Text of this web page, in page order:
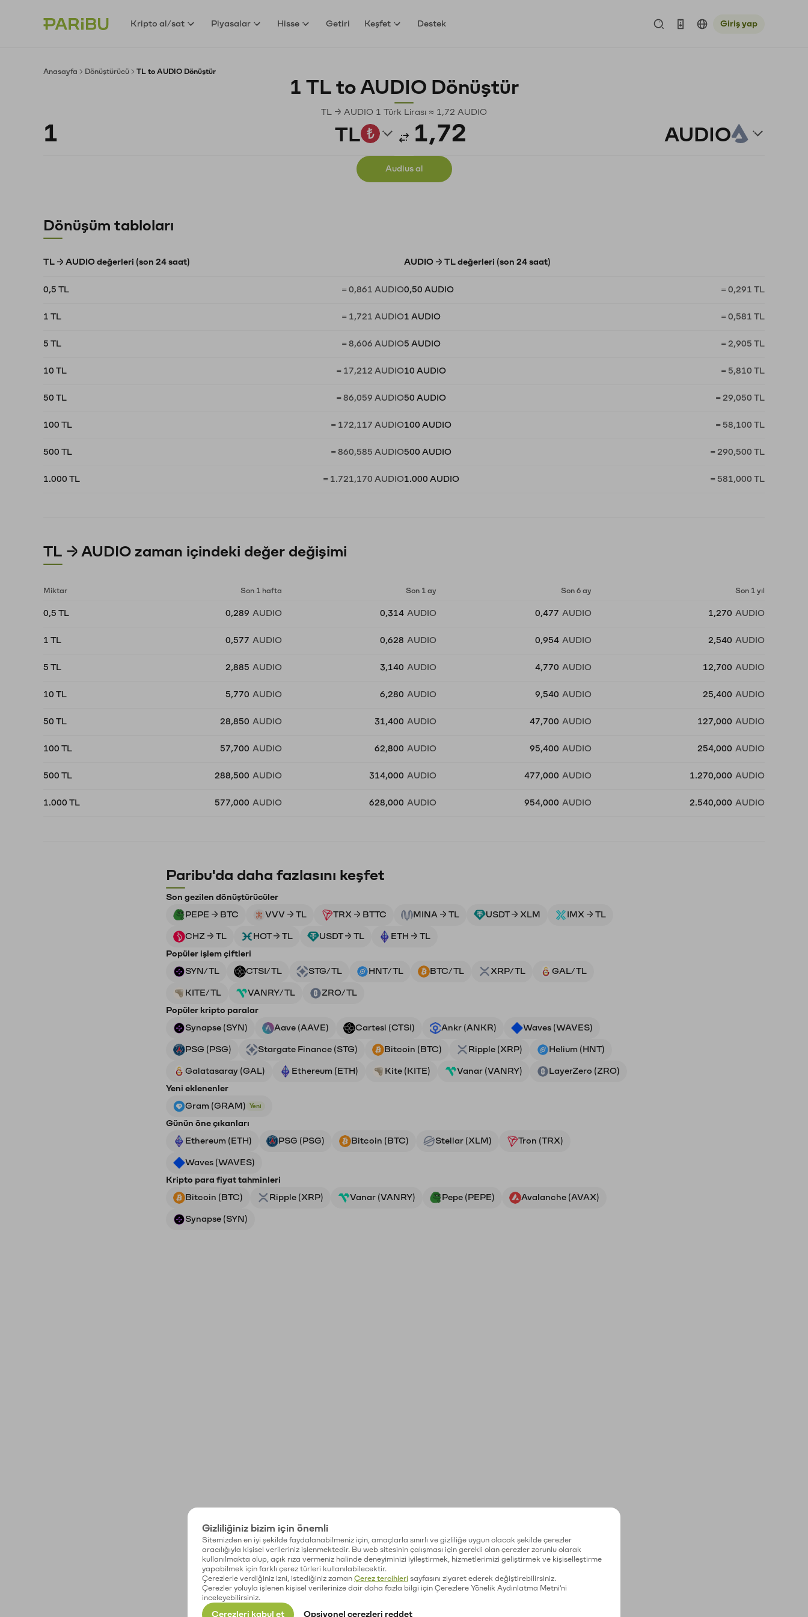
Kripto al/sat Piyasalar Hisse Getiri Keşfet Destek Giriş yap
Anasayfa Dönüştürücü TL to AUDIO Dönüştür
1 TL to AUDIO Dönüştür
TL → AUDIO 1 Türk Lirası ≈ 1,72 AUDIO
TL AUDIO
Audius al
Dönüşüm tabloları
TL → AUDIO değerleri (son 24 saat)
0,5 TL = 0,861 AUDIO
1 TL = 1,721 AUDIO
5 TL = 8,606 AUDIO
10 TL = 17,212 AUDIO
50 TL = 86,059 AUDIO
100 TL = 172,117 AUDIO
500 TL = 860,585 AUDIO
1.000 TL = 1.721,170 AUDIO
AUDIO → TL değerleri (son 24 saat)
0,50 AUDIO = 0,291 TL
1 AUDIO = 0,581 TL
5 AUDIO = 2,905 TL
10 AUDIO = 5,810 TL
50 AUDIO = 29,050 TL
100 AUDIO = 58,100 TL
500 AUDIO = 290,500 TL
1.000 AUDIO = 581,000 TL
TL → AUDIO zaman içindeki değer değişimi
Miktar Son 1 hafta Son 1 ay Son 6 ay Son 1 yıl
0,5 TL 0,289 AUDIO 0,314 AUDIO 0,477 AUDIO 1,270 AUDIO
1 TL 0,577 AUDIO 0,628 AUDIO 0,954 AUDIO 2,540 AUDIO
5 TL 2,885 AUDIO 3,140 AUDIO 4,770 AUDIO 12,700 AUDIO
10 TL 5,770 AUDIO 6,280 AUDIO 9,540 AUDIO 25,400 AUDIO
50 TL 28,850 AUDIO 31,400 AUDIO 47,700 AUDIO 127,000 AUDIO
100 TL 57,700 AUDIO 62,800 AUDIO 95,400 AUDIO 254,000 AUDIO
500 TL 288,500 AUDIO 314,000 AUDIO 477,000 AUDIO 1.270,000 AUDIO
1.000 TL 577,000 AUDIO 628,000 AUDIO 954,000 AUDIO 2.540,000 AUDIO
Paribu'da daha fazlasını keşfet
Son gezilen dönüştürücüler
PEPE → BTC
VVV → TL TRX → BTTC MINA → TL USDT → XLM IMX → TL
CHZ → TL HOT → TL USDT → TL
ETH → TL
Popüler işlem çiftleri
SYN/TL
CTSI/TL STG/TL HNT/TL BTC/TL XRP/TL GAL/TL
KITE/TL VANRY/TL
ZRO/TL
Popüler kripto paralar
Synapse (SYN)
Aave (AAVE) Cartesi (CTSI) Ankr (ANKR) Waves (WAVES)
PSG (PSG) Stargate Finance (STG) Bitcoin (BTC) Ripple (XRP) Helium (HNT)
Galatasaray (GAL) Ethereum (ETH) Kite (KITE) Vanar (VANRY)
LayerZero (ZRO)
Yeni eklenenler
Gram (GRAM)
Yeni
Günün öne çıkanları
Ethereum (ETH)
PSG (PSG) Bitcoin (BTC) Stellar (XLM) Tron (TRX)
Waves (WAVES)
Kripto para fiyat tahminleri
Bitcoin (BTC)
Ripple (XRP) Vanar (VANRY) Pepe (PEPE) Avalanche (AVAX)
Synapse (SYN)
Gizliliğiniz bizim için önemli
Sitemizden en iyi şekilde faydalanabilmeniz için, amaçlarla sınırlı ve gizliliğe uygun olacak şekilde çerezler
aracılığıyla kişisel verileriniz işlenmektedir. Bu web sitesinin çalışması için gerekli olan çerezler zorunlu olarak
kullanılmakta olup, açık rıza vermeniz halinde deneyiminizi iyileştirmek, hizmetlerimizi geliştirmek ve kişiselleştirme
yapabilmek için farklı çerez türleri kullanılabilecektir.
Çerezlerle verdiğiniz izni, istediğiniz zaman Çerez tercihleri sayfasını ziyaret ederek değiştirebilirsiniz.
Çerezler yoluyla işlenen kişisel verilerinize dair daha fazla bilgi için Çerezlere Yönelik Aydınlatma Metni'ni
inceleyebilirsiniz.
Çerezleri kabul et Opsiyonel çerezleri reddet